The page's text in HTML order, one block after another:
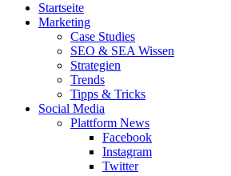
Startseite
Marketing
Case Studies
SEO & SEA Wissen
Strategien
Trends
Tipps & Tricks
Social Media
Plattform News
Facebook
Instagram
Twitter